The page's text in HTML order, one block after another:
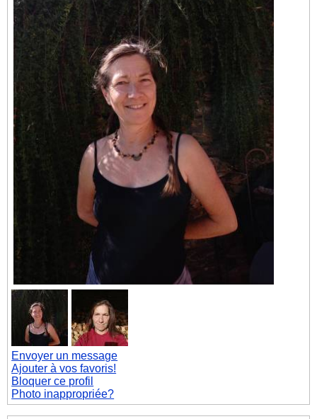
Envoyer un message
Ajouter à vos favoris!
Bloquer ce profil
Photo inappropriée?